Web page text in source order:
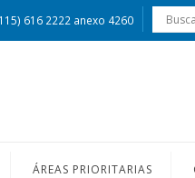
616 2222 anexo 4260
ÁREAS PRIORITARIAS